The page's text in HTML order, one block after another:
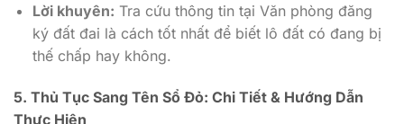
Lời khuyên: Tra cứu thông tin tại Văn phòng đăng
ký đất đai là cách tốt nhất để biết lô đất có đang bị
thế chấp hay không.
5. Thủ Tục Sang Tên Sổ Đỏ: Chi Tiết & Hướng Dẫn
Thực Hiện